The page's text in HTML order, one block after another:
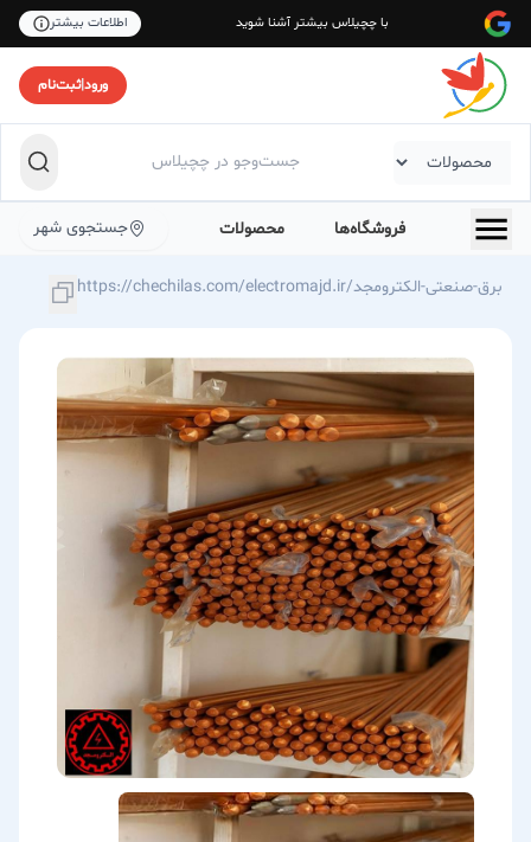
با چچیلاس بیشتر آشنا شوید اطلاعات بیشتر
ورود|ثبت‌نام
فروشگاه‌ها محصولات جستجوی شهر
https://chechilas.com/electromajd.ir/برق-صنعتی-الکترومجد